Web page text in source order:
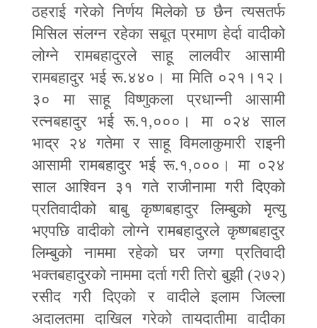
ठहराई गरेको निर्णय मिलेको छ छैन त्यसतर्फ
मिसिल संलग्न रहेका सबूत प्रमाण हेर्दा वादीको
लोग्ने रामबहादुरले साहू लालवीर आसामी
रामबहादुर भई रू.४४०। मा मिति ०२१।१२।
३० मा साहू विष्णुकला प्रधान्नी आसामी
रत्नबहादुर भई रू.१,०००। मा ०२४ साल
भाद्र २४ गतेमा र साहू विमलाकुमारी राइनी
आसामी रामबहादुर भई रू.१,०००। मा ०२४
साल आश्विन ३१ गते राजीनामा गरी दिएको
प्रतिवादीको बाबु कृष्णबहादुर लिम्बुको मृत्यु
भएपछि वादीको लोग्ने रामबहादुरले कृष्णबहादुर
लिम्बुको नाममा रहेको घर जग्गा प्रतिवादी
भक्तबहादुरको नाममा दर्ता गरी तिरो बुझी (२७२)
रसीद गरी दिएको र वादीले इलाम जिल्ला
अदालतमा दाखिल गरेको तायदातीमा वादीका